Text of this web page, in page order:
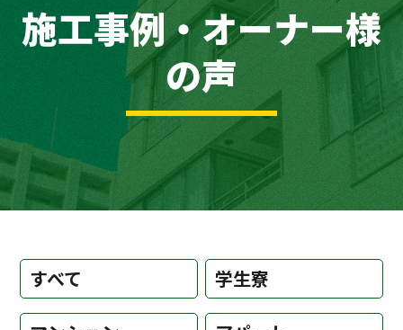
施工事例・オーナー様
の声
すべて 学生寮